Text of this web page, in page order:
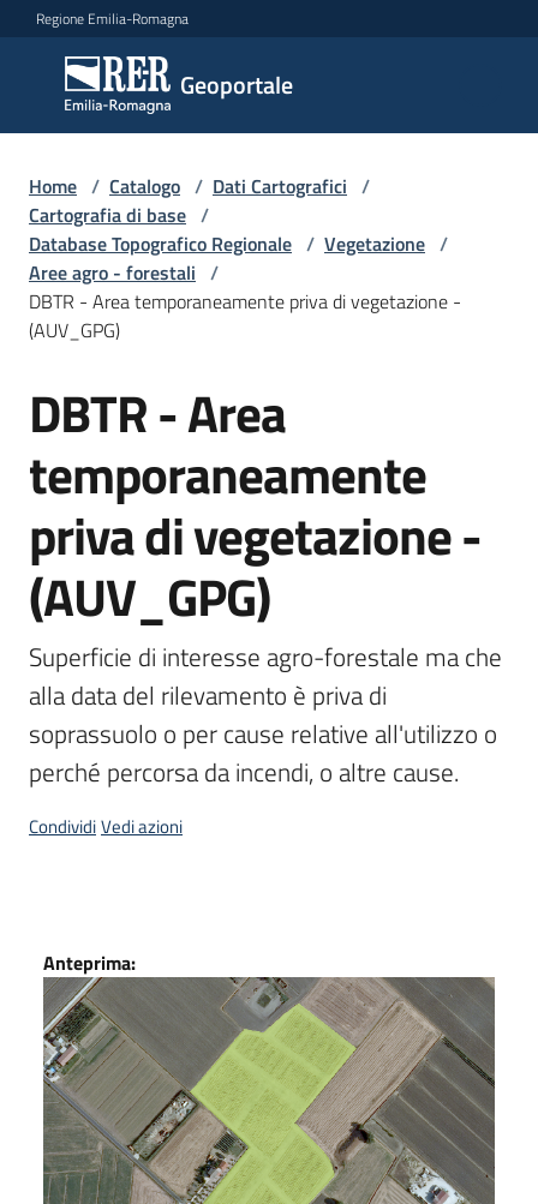
Vai al contenuto
Vai alla navigazione
Vai al footer
Regione Emilia-Romagna
Geoportale
Geoportale
Catalogo
dati,
servizi
e
metadati
Visualizza
dati
on-
line
Scarica
i
Approfondimenti
Seguici
su
Home / Catalogo / Dati Cartografici /
Cartografia di base /
Database Topografico Regionale / Vegetazione /
Aree agro - forestali /
DBTR - Area temporaneamente priva di vegetazione -
(AUV_GPG)
Salta al contenuto
DBTR - Area
temporaneamente
priva di vegetazione -
(AUV_GPG)
Superficie di interesse agro-forestale ma che
alla data del rilevamento è priva di
soprassuolo o per cause relative all'utilizzo o
perché percorsa da incendi, o altre cause.
CondividiVedi azioni
Dati
Anteprima: